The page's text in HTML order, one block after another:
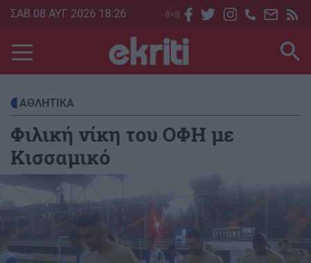
Skip
main
content
ΣΑΒ.08 ΑΥΓ 2026 18:26
ΑΘΛΗΤΙΚΑ
Φιλική νίκη του ΟΦΗ με
Κισσαμικό